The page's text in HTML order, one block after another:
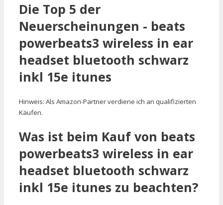
Die Top 5 der
Neuerscheinungen - beats
powerbeats3 wireless in ear
headset bluetooth schwarz
inkl 15e itunes
Hinweis: Als Amazon-Partner verdiene ich an qualifizierten
Käufen.
Was ist beim Kauf von beats
powerbeats3 wireless in ear
headset bluetooth schwarz
inkl 15e itunes zu beachten?